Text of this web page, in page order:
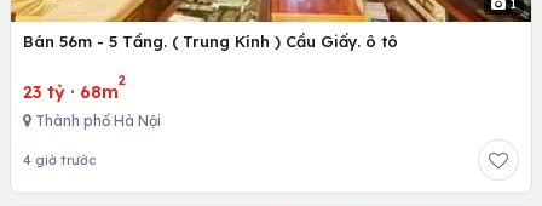
1
Bán 56m - 5 Tầng. ( Trung Kính ) Cầu Giấy. ô tô
23 tỷ · 68m
2
Thành phố Hà Nội
4 giờ trước